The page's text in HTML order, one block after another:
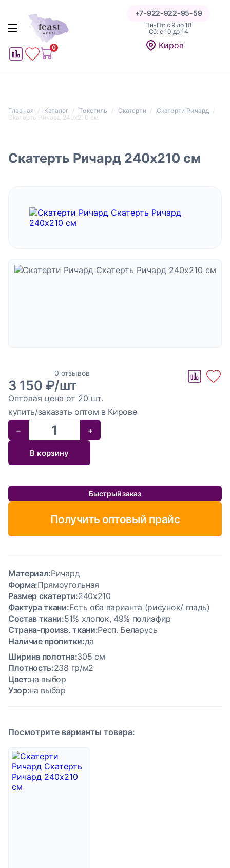
Киров
+7-922-922-95-59
Пн-Пт: с 9 до 18
Cб: с 10 до 14
1 1
0
Главная Каталог Текстиль Скатерти
Скатерти Ричард
Скатерть Ричард 240x210 см
Скатерть Ричард 240x210 см
Скатерть
Ричард
240x210
см
0 отзывов
3 150 ₽/шт
Оптовая цена от 20 шт.
купить/заказать оптом в Кирове
− +
В корзину
Быстрый заказ
Получить оптовый прайс
Материал:Ричард
Форма:Прямоугольная
Размер скатерти:240x210
Фактура ткани:Есть оба варианта (рисунок/ гладь)
Состав ткани:51% хлопок, 49% полиэфир
Cтрана-произв. ткани:Респ. Беларусь
Наличие пропитки:да
Ширина полотна:305 см
Плотность:238 гр/м2
Цвет:на выбор
Узор:на выбор
Посмотрите варианты товара:
Написать отзыв
Оценка
условиях и для целей, определенных в указанной форме
сбора персональных данных, а также подтверждаю
Отправить